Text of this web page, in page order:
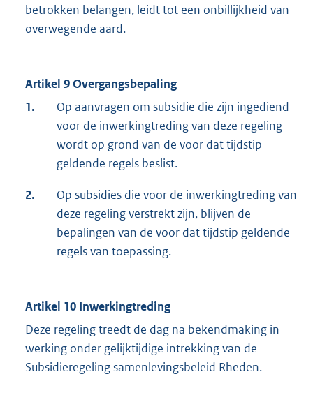
betrokken belangen, leidt tot een onbillijkheid van
overwegende aard.
Artikel 9 Overgangsbepaling
1.
Op aanvragen om subsidie die zijn ingediend
voor de inwerkingtreding van deze regeling
wordt op grond van de voor dat tijdstip
geldende regels beslist.
2.
Op subsidies die voor de inwerkingtreding van
deze regeling verstrekt zijn, blijven de
bepalingen van de voor dat tijdstip geldende
regels van toepassing.
Artikel 10 Inwerkingtreding
Deze regeling treedt de dag na bekendmaking in
werking onder gelijktijdige intrekking van de
Subsidieregeling samenlevingsbeleid Rheden.